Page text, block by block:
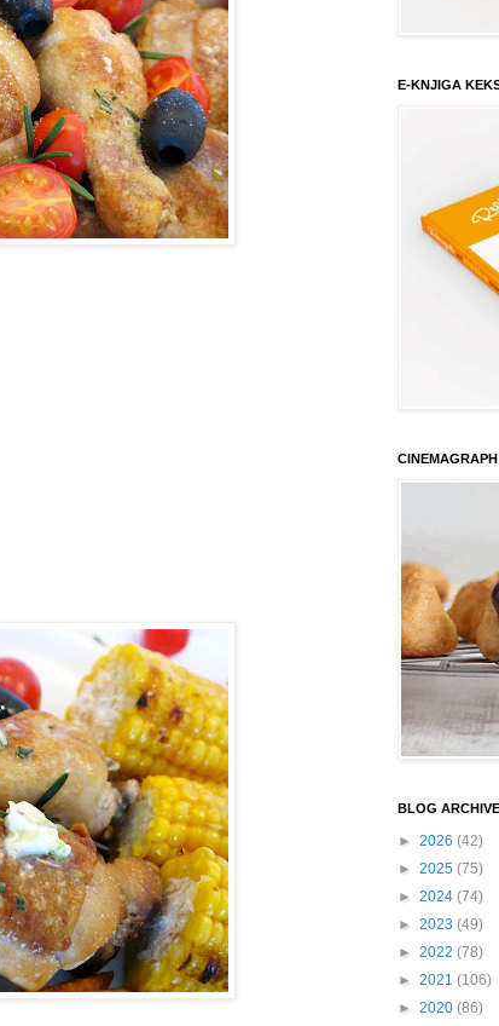
E-KNJIGA
CINEMAGRAPH
BLOG ARCHIVE
► 2026 (42)
► 2025 (75)
► 2024 (74)
► 2023 (49)
► 2022 (78)
► 2021 (106)
► 2020 (86)